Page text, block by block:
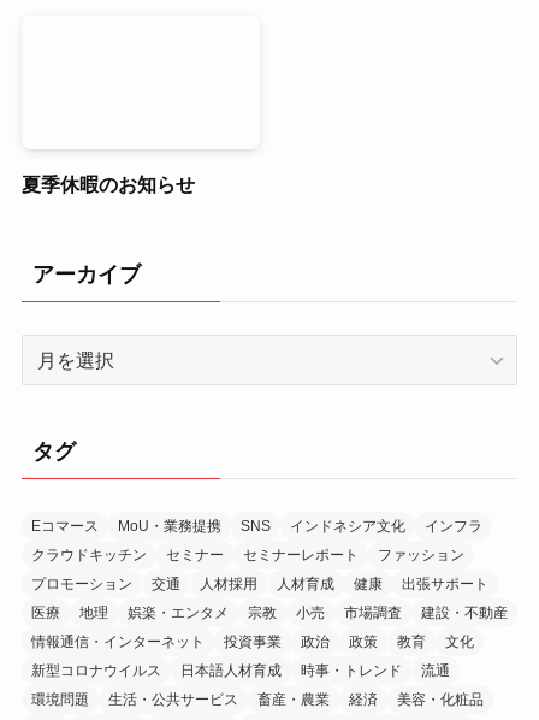
夏季休暇のお知らせ
アーカイブ
ブ
タグ
Eコマース MoU・業務提携 SNS インドネシア文化
インフラ
クラウドキッチン
セミナー セミナーレポート
ファッション
プロモーション
交通 人材採用 人材育成 健康
出張サポート
医療
地理 娯楽・エンタメ 宗教 小売 市場調査
建設・不動産
情報通信・インターネット
投資事業 政治 政策 教育
文化
新型コロナウイルス
日本語人材育成 時事・トレンド
流通
環境問題
生活・公共サービス 畜産・農業 経済
美容・化粧品